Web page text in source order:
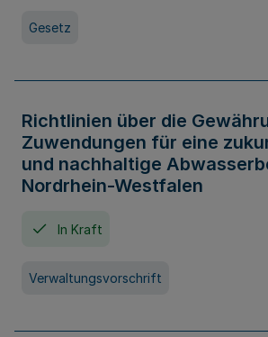
Gesetz
Richtlinien über die
Zuwendungen für eine
und nachhaltige
Nordrhein-Westfalen
In Kraft
Verwaltungsvorschrift